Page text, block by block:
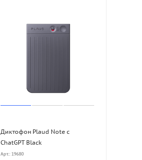
Диктофон Plaud Note с
ChatGPT Black
Арт.: 19680